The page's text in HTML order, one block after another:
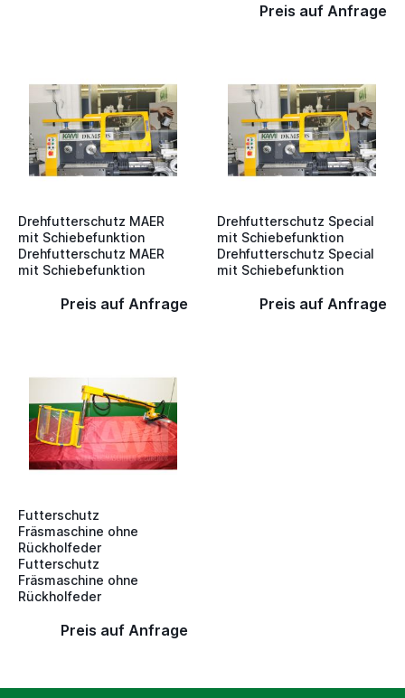
Preis auf Anfrage
Drehfutterschutz MAER
mit Schiebefunktion
Drehfutterschutz MAER
mit Schiebefunktion
Preis auf Anfrage
Drehfutterschutz Special
mit Schiebefunktion
Drehfutterschutz Special
mit Schiebefunktion
Preis auf Anfrage
Futterschutz
Fräsmaschine ohne
Rückholfeder
Futterschutz
Fräsmaschine ohne
Rückholfeder
Preis auf Anfrage